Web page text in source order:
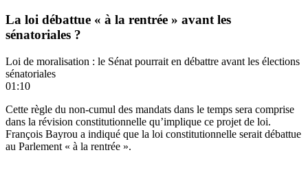
La loi débattue « à la rentrée » avant les
sénatoriales ?
Loi de moralisation : le Sénat pourrait en débattre avant les élections
sénatoriales
01:10
Cette règle du non-cumul des mandats dans le temps sera comprise
dans la révision constitutionnelle qu’implique ce projet de loi.
François Bayrou a indiqué que la loi constitutionnelle serait débattue
au Parlement « à la rentrée ».